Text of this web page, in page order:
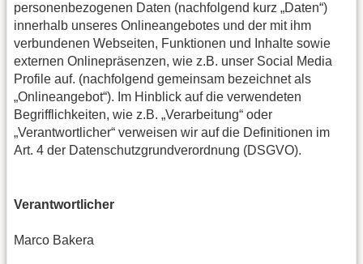
personenbezogenen Daten (nachfolgend kurz „Daten“)
innerhalb unseres Onlineangebotes und der mit ihm
verbundenen Webseiten, Funktionen und Inhalte sowie
externen Onlinepräsenzen, wie z.B. unser Social Media
Profile auf. (nachfolgend gemeinsam bezeichnet als
„Onlineangebot“). Im Hinblick auf die verwendeten
Begrifflichkeiten, wie z.B. „Verarbeitung“ oder
„Verantwortlicher“ verweisen wir auf die Definitionen im
Art. 4 der Datenschutzgrundverordnung (DSGVO).
Verantwortlicher
Marco Bakera